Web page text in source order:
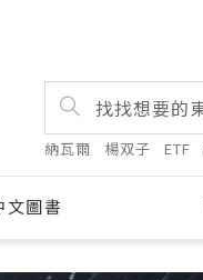
納瓦爾 楊双子 ETF
文圖書